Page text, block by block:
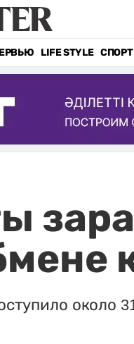
LIFE STYLE СПОРТ
около